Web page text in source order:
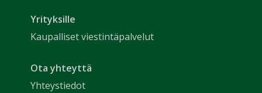
Yrityksille
Kaupalliset viestintäpalvelut
Ota yhteyttä
Yhteystiedot